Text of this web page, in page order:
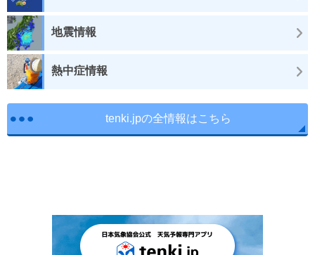
地震情報
熱中症情報
tenki.jpの全情報はこちら